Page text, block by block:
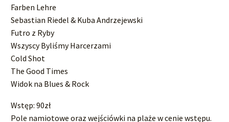
Farben Lehre
Sebastian Riedel & Kuba Andrzejewski
Futro z Ryby
Wszyscy Byliśmy Harcerzami
Cold Shot
The Good Times
Widok na Blues & Rock
Wstęp: 90zł
Pole namiotowe oraz wejściówki na plaże w cenie wstępu.